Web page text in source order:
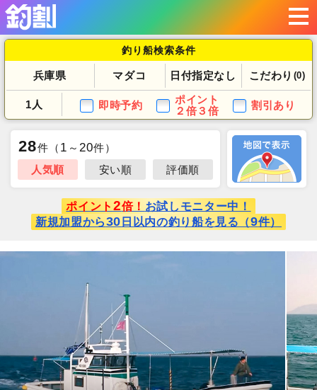
釣り船検索条件
兵庫県 マダコ 日付指定なし こだわり (0)
1人 即時予約
ポイント
２倍３倍
割引あり
28件 （ 1 ～ 20件）
人気順
安い順 評価順
ポイント 2倍！ お試しモニター中！
新規加盟から30 日以内の釣り船を見る（9件）